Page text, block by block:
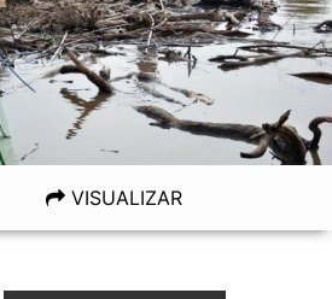
VISUALIZAR